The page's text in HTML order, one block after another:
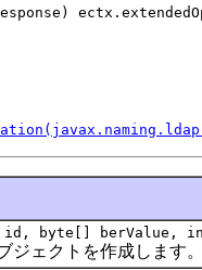
id, byte[] berValue,
ェクトを作成します。